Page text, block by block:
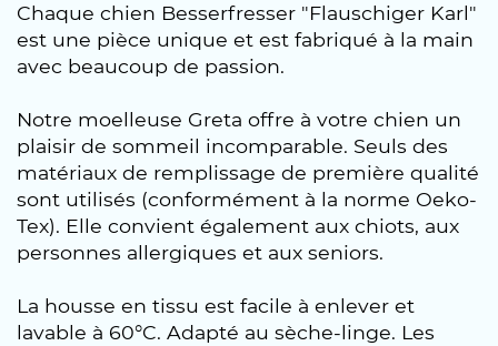
Chaque chien Besserfresser "Flauschiger Karl"
est une pièce unique et est fabriqué à la main
avec beaucoup de passion.
Notre moelleuse Greta offre à votre chien un
plaisir de sommeil incomparable. Seuls des
matériaux de remplissage de première qualité
sont utilisés (conformément à la norme Oeko-
Tex). Elle convient également aux chiots, aux
personnes allergiques et aux seniors.
La housse en tissu est facile à enlever et
lavable à 60°C. Adapté au sèche-linge. Les